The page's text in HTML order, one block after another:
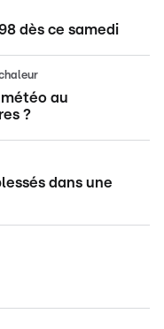
dès ce samedi
au
?
dans une